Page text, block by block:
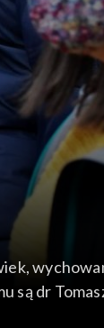
są dr